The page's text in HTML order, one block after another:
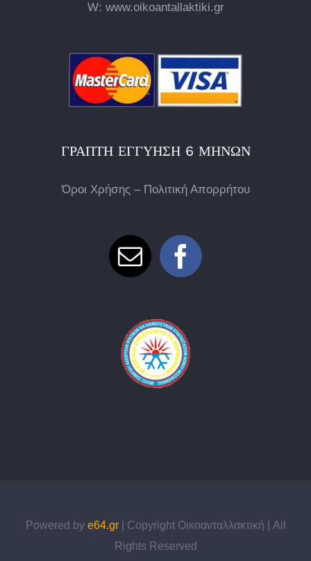
W: www.oikoantallaktiki.gr
ΓΡΑΠΤΉ ΕΓΓΎΗΣΗ 6 ΜΗΝΏΝ
Όροι Χρήσης – Πολιτική Απορρήτου
Powered by e64.gr| Copyright Οικοανταλλακτική | All
Rights Reserved